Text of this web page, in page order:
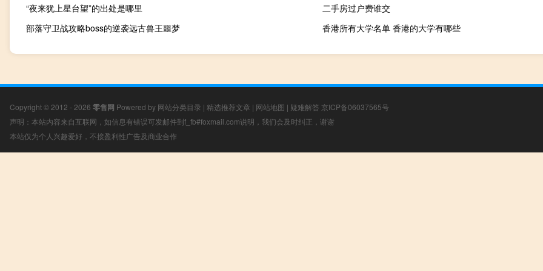
“夜来犹上星台望”的出处是哪里
二手房过户费谁交
部落守卫战攻略boss的逆袭远古兽王噩梦
香港所有大学名单 香港的大学有哪些
Copyright © 2012 - 2026 零售网 Powered by 网站分类目录 | 精选推荐文章 | 网站地图 | 疑难解答 京ICP备06037565号
声明：本站内容来自互联网，如信息有错误可发邮件到f_fb#foxmail.com说明，我们会及时纠正，谢谢
本站仅为个人兴趣爱好，不接盈利性广告及商业合作